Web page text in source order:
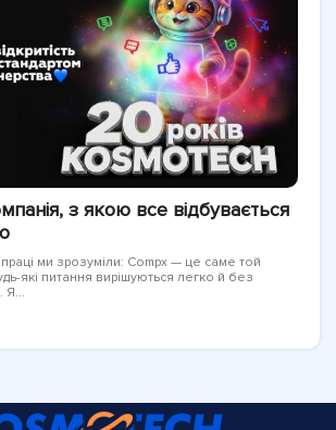
з якою все відбувається
ми зрозуміли: Compx — це саме той
які питання вирішуються легко й без
Я...